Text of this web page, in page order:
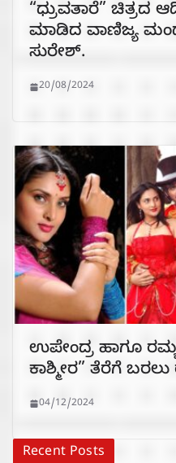
“ಧ್ರುವತಾರೆ”
ಮಾಡಿದ ವಾಣಿಜ್ಯ
ಸುರೇಶ್.
20/08/2024
ಉಪೇಂದ್ರ ಹಾಗೂ
ಕಾಶ್ಮೀರ” ತೆರೆಗೆ
04/12/2024
Recent Posts